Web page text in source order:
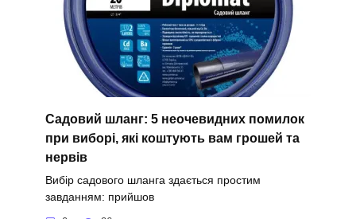
Садовий шланг: 5 неочевидних помилок
при виборі, які коштують вам грошей та
нервів
Вибір садового шланга здається простим
завданням: прийшов